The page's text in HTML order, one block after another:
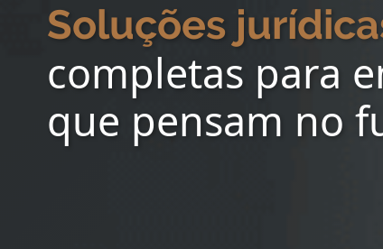
Soluções
completas para
que pensam no